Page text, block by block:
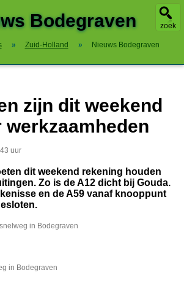
zoek
Bodegraven
» Zuid-Holland » Nieuws Bodegraven
zijn dit weekend
uur
dit weekend rekening houden
Zo is de A12 dicht bij Gouda.
en de A59 vanaf knooppunt
in Bodegraven
in Bodegraven